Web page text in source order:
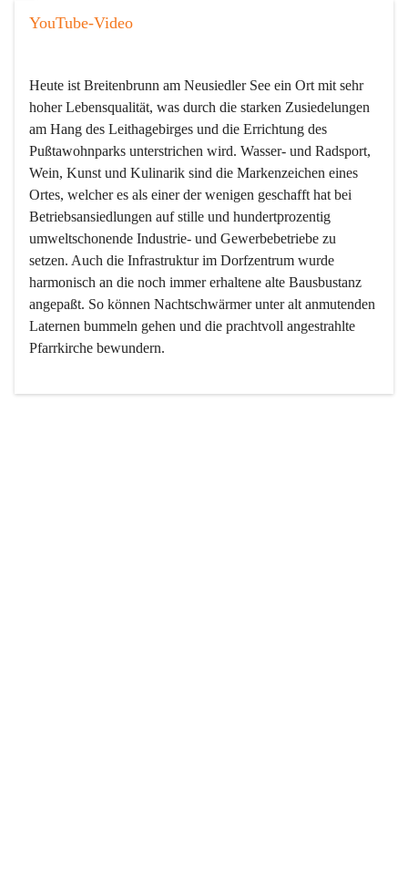
YouTube-Video
Heute ist Breitenbrunn am Neusiedler See ein Ort mit sehr
hoher Lebensqualität, was durch die starken Zusiedelungen
am Hang des Leithagebirges und die Errichtung des
Pußtawohnparks unterstrichen wird. Wasser- und Radsport,
Wein, Kunst und Kulinarik sind die Markenzeichen eines
Ortes, welcher es als einer der wenigen geschafft hat bei
Betriebsansiedlungen auf stille und hundertprozentig
umweltschonende Industrie- und Gewerbebetriebe zu
setzen. Auch die Infrastruktur im Dorfzentrum wurde
harmonisch an die noch immer erhaltene alte Bausbustanz
angepaßt. So können Nachtschwärmer unter alt anmutenden
Laternen bummeln gehen und die prachtvoll angestrahlte
Pfarrkirche bewundern.
Der Weinbau dominert heute nicht mehr, ist aber integrativer